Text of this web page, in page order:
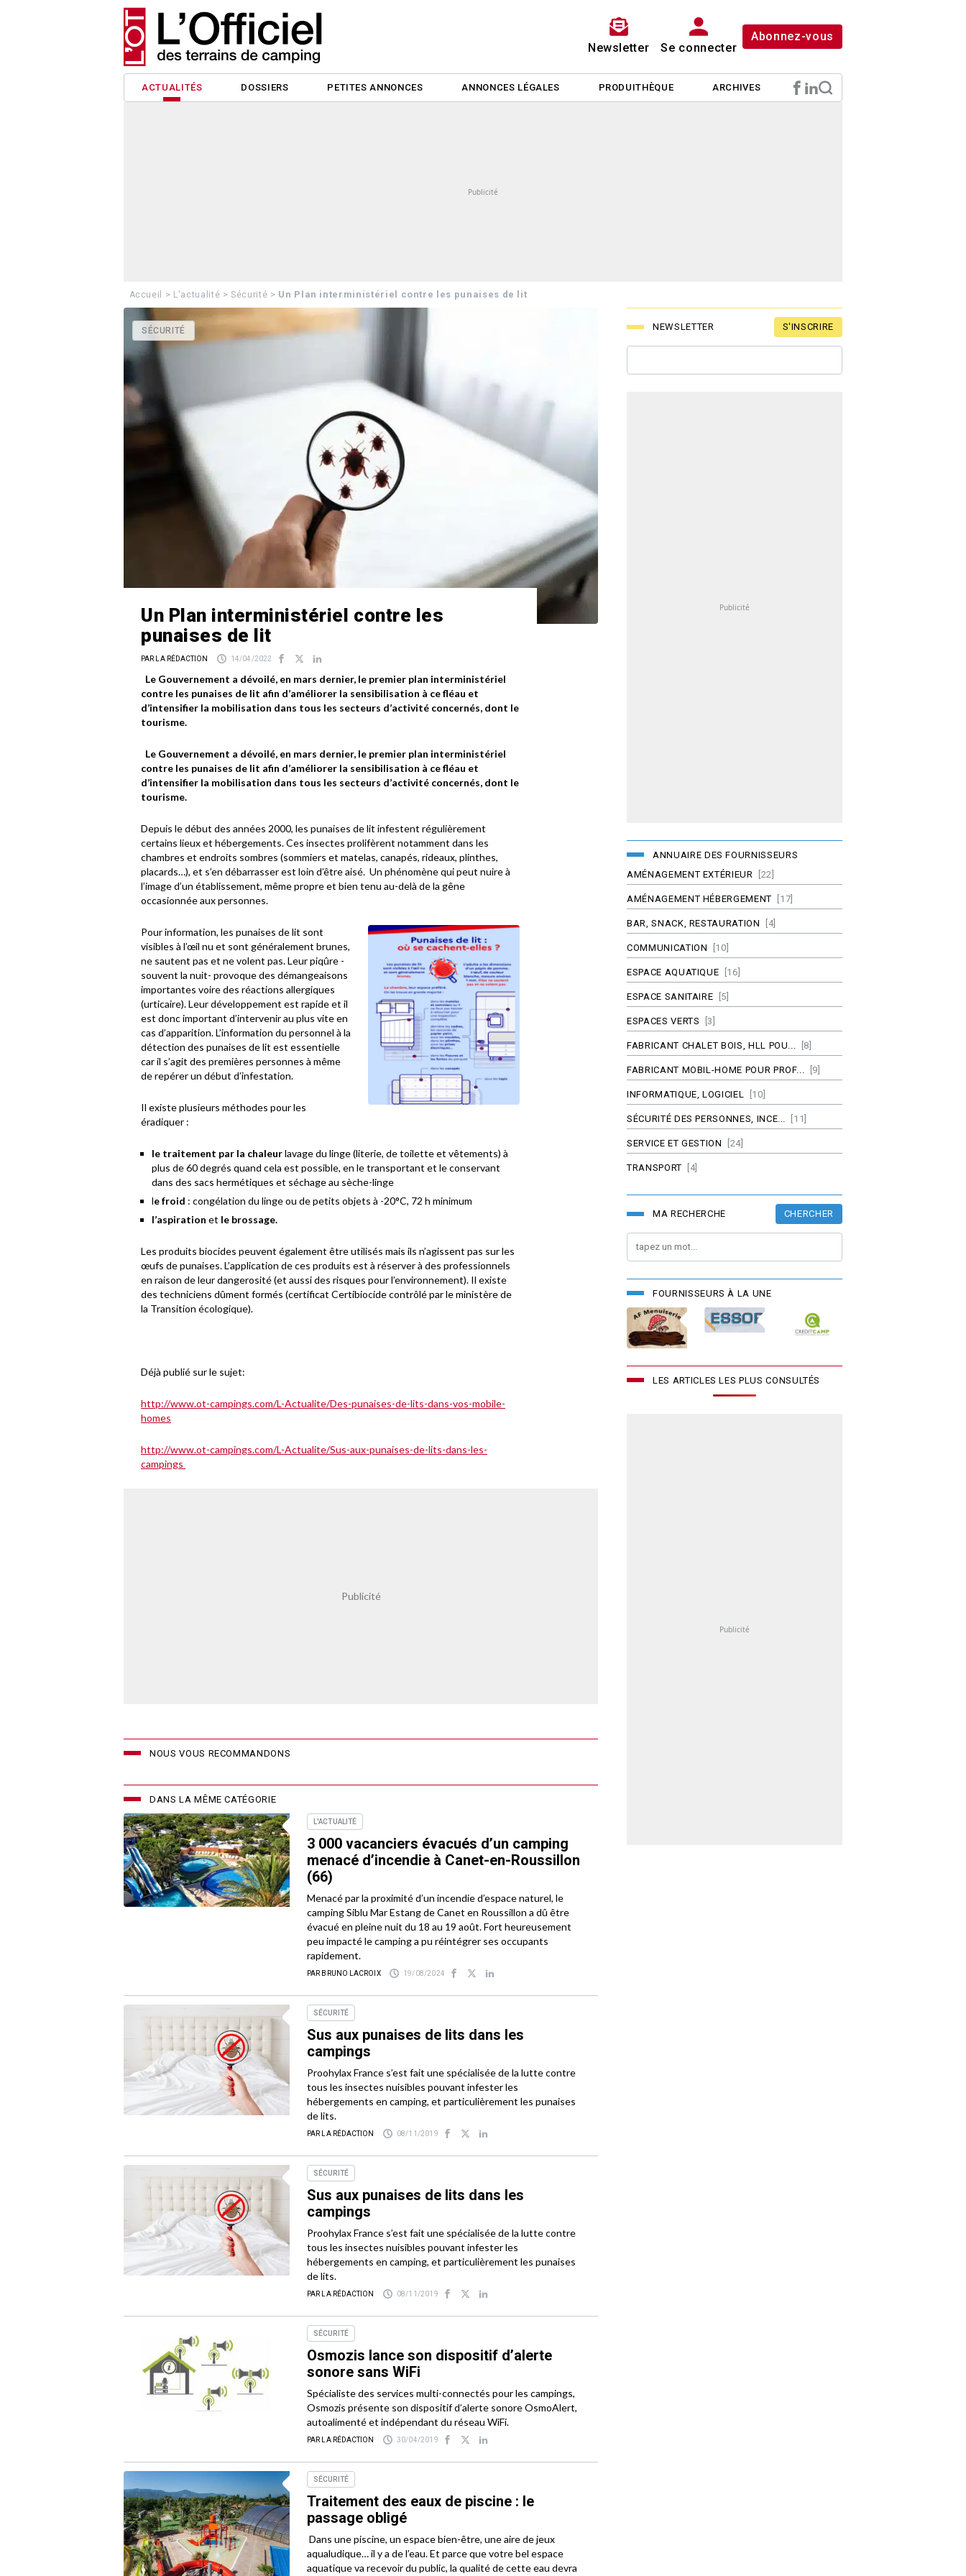
Newsletter Se connecter
Abonnez-vous
ACTUALITÉS DOSSIERS PETITES ANNONCES ANNONCES LÉGALES PRODUITHÈQUE ARCHIVES
Accueil > L'actualité >Sécurité > Un Plan interministériel contre les punaises de lit
SÉCURITÉ
Un Plan interministériel contre les
punaises de lit
PAR LA RÉDACTION 14/04/2022
Le Gouvernement a dévoilé, en mars dernier, le premier plan interministériel
contre les punaises de lit afin d’améliorer la sensibilisation à ce fléau et
d’intensifier la mobilisation dans tous les secteurs d’activité concernés, dont le
tourisme.
Le Gouvernement a dévoilé, en mars dernier, le premier plan interministériel
contre les punaises de lit afin d’améliorer la sensibilisation à ce fléau et
d’intensifier la mobilisation dans tous les secteurs d’activité concernés, dont le
tourisme.
Depuis le début des années 2000, les punaises de lit infestent régulièrement
certains lieux et hébergements. Ces insectes prolifèrent notamment dans les
chambres et endroits sombres (sommiers et matelas, canapés, rideaux, plinthes,
placards…), et s’en débarrasser est loin d’être aisé. Un phénomène qui peut nuire à
l’image d’un établissement, même propre et bien tenu au-delà de la gêne
occasionnée aux personnes.
Pour information, les punaises de lit sont
visibles à l’œil nu et sont généralement brunes,
ne sautent pas et ne volent pas. Leur piqûre -
souvent la nuit- provoque des démangeaisons
importantes voire des réactions allergiques
(urticaire). Leur développement est rapide et il
est donc important d’intervenir au plus vite en
cas d’apparition. L’information du personnel à la
détection des punaises de lit est essentielle
car il s’agit des premières personnes à même
de repérer un début d’infestation.
Il existe plusieurs méthodes pour les
éradiquer :
le traitement par la chaleurlavage du linge (literie, de toilette et vêtements) à
plus de 60 degrés quand cela est possible, en le transportant et le conservant
dans des sacs hermétiques et séchage au sèche-linge
le froid : congélation du linge ou de petits objets à -20°C, 72 h minimum
l’aspiration et le brossage.
Les produits biocides peuvent également être utilisés mais ils n’agissent pas sur les
œufs de punaises. L’application de ces produits est à réserver à des professionnels
en raison de leur dangerosité (et aussi des risques pour l’environnement). Il existe
des techniciens dûment formés (certificat Certibiocide contrôlé par le ministère de
la Transition écologique).
Déjà publié sur le sujet:
http://www.ot-campings.com/L-Actualite/Des-punaises-de-lits-dans-vos-mobile-
homes
http://www.ot-campings.com/L-Actualite/Sus-aux-punaises-de-lits-dans-les-
campings
NOUS VOUS RECOMMANDONS
DANS LA MÊME CATÉGORIE
L'ACTUALITÉ
3 000 vacanciers évacués d’un camping
menacé d’incendie à Canet-en-Roussillon
(66)
Menacé par la proximité d’un incendie d’espace naturel, le
camping Siblu Mar Estang de Canet en Roussillon a dû être
évacué en pleine nuit du 18 au 19 août. Fort heureusement
peu impacté le camping a pu réintégrer ses occupants
rapidement.
PAR BRUNO LACROIX 19/08/2024
SÉCURITÉ
Sus aux punaises de lits dans les
campings
Proohylax France s’est fait une spécialisée de la lutte contre
tous les insectes nuisibles pouvant infester les
hébergements en camping, et particulièrement les punaises
de lits.
PAR LA RÉDACTION 08/11/2019
SÉCURITÉ
Sus aux punaises de lits dans les
campings
Proohylax France s’est fait une spécialisée de la lutte contre
tous les insectes nuisibles pouvant infester les
hébergements en camping, et particulièrement les punaises
de lits.
PAR LA RÉDACTION 08/11/2019
SÉCURITÉ
Osmozis lance son dispositif d’alerte
sonore sans WiFi
Spécialiste des services multi-connectés pour les campings,
Osmozis présente son dispositif d’alerte sonore OsmoAlert,
autoalimenté et indépendant du réseau WiFi.
PAR LA RÉDACTION 30/04/2019
SÉCURITÉ
Traitement des eaux de piscine : le
passage obligé
Dans une piscine, un espace bien-être, une aire de jeux
aqualudique… il y a de l’eau. Et parce que votre bel espace
aquatique va recevoir du public, la qualité de cette eau devra
NEWSLETTER S'INSCRIRE
ANNUAIRE DES FOURNISSEURS
AMÉNAGEMENT EXTÉRIEUR
[22]
AMÉNAGEMENT HÉBERGEMENT [17]
BAR, SNACK, RESTAURATION [4]
COMMUNICATION [10]
ESPACE AQUATIQUE [16]
ESPACE SANITAIRE [5]
ESPACES VERTS [3]
FABRICANT CHALET BOIS, HLL POU... [8]
FABRICANT MOBIL-HOME POUR PROF... [9]
INFORMATIQUE, LOGICIEL [10]
SÉCURITÉ DES PERSONNES, INCE... [11]
SERVICE ET GESTION [24]
TRANSPORT [4]
MA RECHERCHE CHERCHER
FOURNISSEURS À LA UNE
LES ARTICLES LES PLUS CONSULTÉS